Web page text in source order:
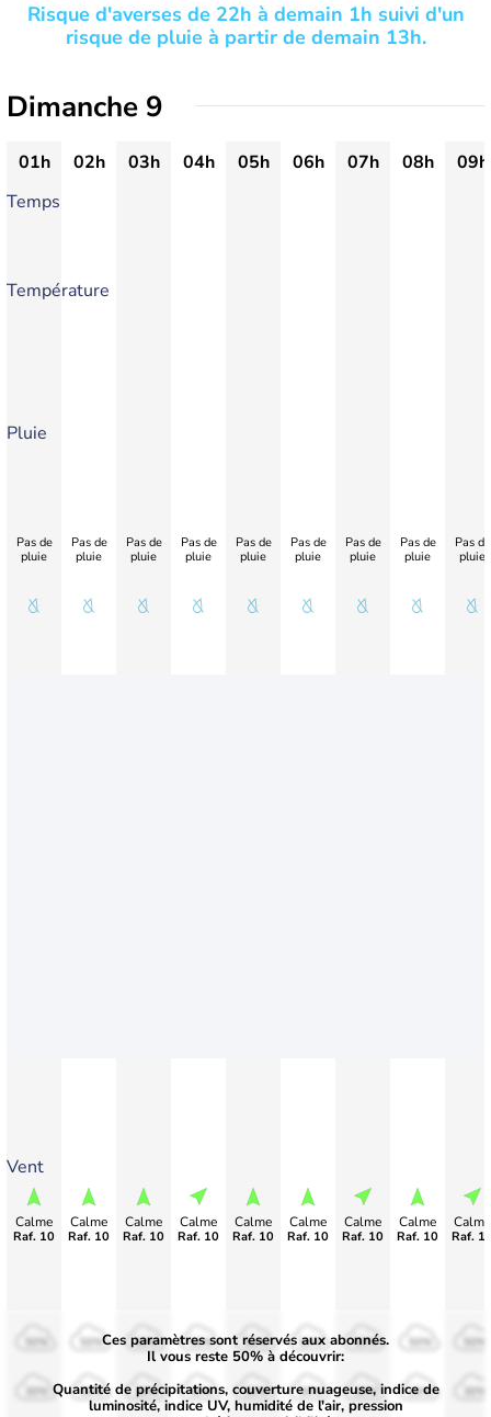
Risque d'averses de 22h à demain 1h suivi d'un
risque de pluie à partir de demain 13h.
Dimanche 9
01h 02h 03h 04h 05h 06h 07h 08h
09h
Temps
Température
Pluie
Vent
Pas de
pluie
Calme
Raf. 10
Pas de
pluie
Calme
Raf. 10
Pas de
pluie
Calme
Raf. 10
Pas de
pluie
Calme
Raf. 10
Pas de
pluie
Calme
Raf. 10
Pas de
pluie
Calme
Raf. 10
Pas de
pluie
Calme
Raf. 10
Pas de
pluie
Calme
Raf. 10
Pas de
pluie
Calme
Raf.
50%
30%
50%
30%
50%
30%
50%
30%
50%
30%
50%
30%
50%
30%
Ces paramètres sont réservés aux abonnés.
Il vous reste 50% à découvrir:
Quantité de précipitations, couverture nuageuse, indice de
luminosité, indice UV, humidité de l'air, pression